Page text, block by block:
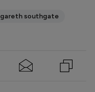
gareth southgate